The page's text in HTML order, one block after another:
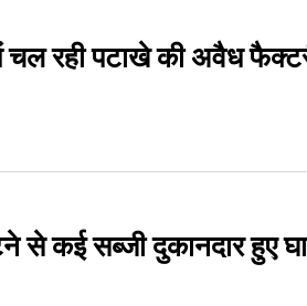
रही पटाखे की अवैध
से कई सब्जी दुकानदार हुए